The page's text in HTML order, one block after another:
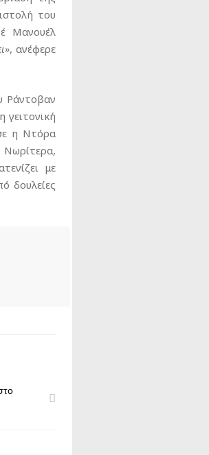
του
Μανουέλ
, ανέφερε
Ράντοβαν
γειτονική
η Ντόρα
Νωρίτερα,
με
δουλείες